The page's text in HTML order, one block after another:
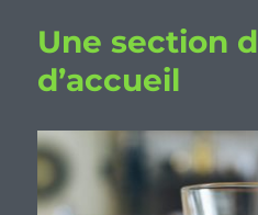
Une section
d’accueil